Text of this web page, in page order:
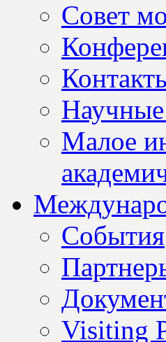
Совет
Малое
События
Visiting